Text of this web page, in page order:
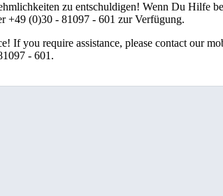
zu entschuldigen! Wenn Du Hilfe
+49 (0)30 - 81097 - 601 zur Verfügung.
If you require assistance, please contact our
- 601.